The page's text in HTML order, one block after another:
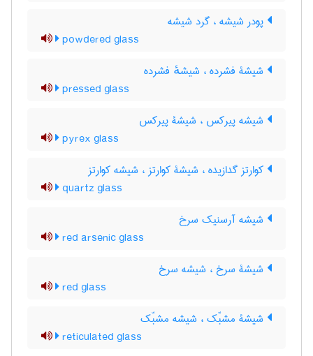
پودر شیشه ، گرد شیشه
powdered glass
شیشۀ فشرده ، شیشهٔ فشرده
pressed glass
شیشه پیرکس ، شیشۀ پیرکس
pyrex glass
کوارتز گدازیده ، شیشۀ کوارتز ، شیشه کوارتز
quartz glass
شیشه آرسنیک سرخ
red arsenic glass
شیشۀ سرخ ، شیشه سرخ
red glass
شیشۀ مشبّک ، شیشه مشبّک
reticulated glass